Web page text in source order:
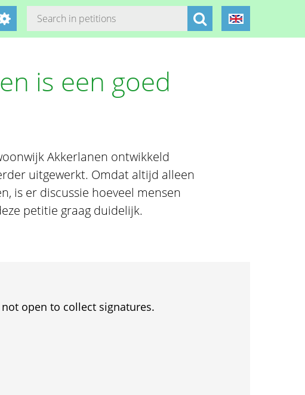
is een goed
Akkerlanen ontwikkeld
uitgewerkt. Omdat altijd alleen
is er discussie hoeveel mensen
petitie graag duidelijk.
open to collect signatures.